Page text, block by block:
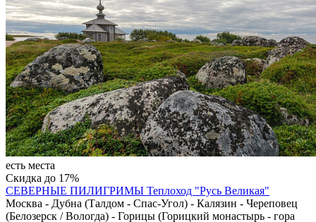
есть места
Скидка до 17%
СЕВЕРНЫЕ ПИЛИГРИМЫ Теплоход "Русь Великая"
Москва - Дубна (Талдом - Спас-Угол) - Калязин - Череповец
(Белозерск / Вологда) - Горицы (Горицкий монастырь - гора